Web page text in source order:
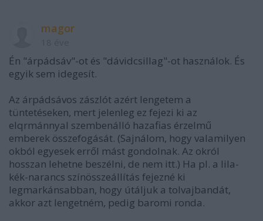
magor
Én "árpádsáv"-ot és "dávidcsillag"-ot használok. És
egyik sem idegesít.
Az árpádsávos zászlót azért lengetem a
tüntetéseken, mert jelenleg ez fejezi ki az
elqrmánnyal szembenálló hazafias érzelmű
emberek összefogását. (Sajnálom, hogy valamilyen
okból egyesek erről mást gondolnak. Az okról
hosszan lehetne beszélni, de nem itt.) Ha pl. a lila-
kék-narancs színösszeállítás fejezné ki
legmarkánsabban, hogy útáljuk a tolvajbandát,
akkor azt lengetném, pedig baromi ronda.